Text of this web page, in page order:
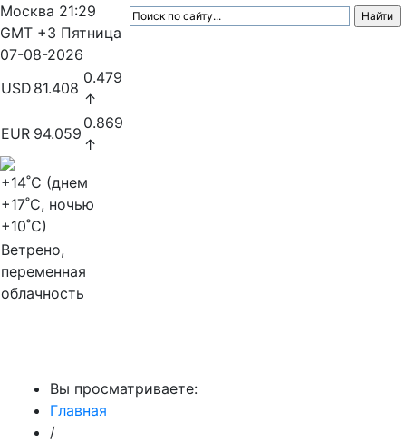
Москва 21:29
GMT +3 Пятница
07-08-2026
USD 81.408
0.479
↑
EUR 94.059
0.869
↑
+14˚C (днем
+17˚C, ночью
+10˚C)
Ветрено,
переменная
облачность
Вы просматриваете:
Главная
/